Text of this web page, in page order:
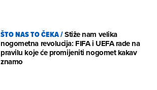
ŠTO NAS TO ČEKA/Stiže nam velika
nogometna revolucija: FIFA i UEFA rade na
pravilu koje će promijeniti nogomet kakav
znamo